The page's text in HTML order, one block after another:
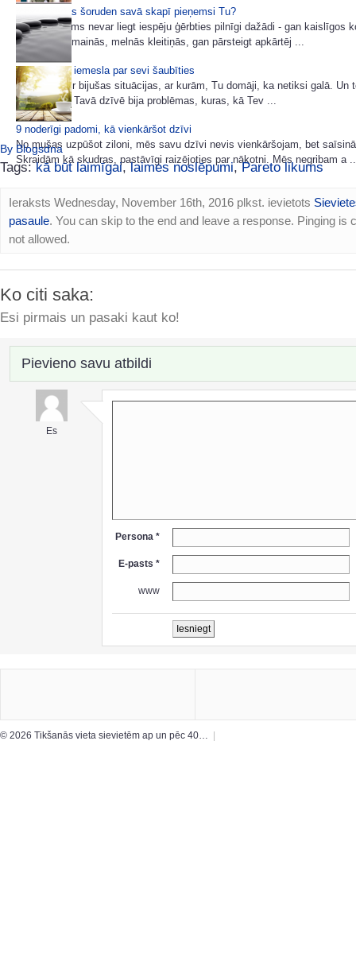
Kuras krāsas šoruden savā skapī pieņemsi Tu?
Neviens mums nevar liegt iespēju ģērbties pilnīgi dažādi - gan kaislīgos
gan noslēpumainās, melnās kleitiņās, gan pārsteigt apkārtēj ...
Nav nekāda iemesla par sevi šaubīties
Tavā dzīvē ir bijušas situācijas, ar kurām, Tu domāji, ka netiksi galā. Un
ar tām galā. Tavā dzīvē bija problēmas, kuras, kā Tev ...
9 noderīgi padomi, kā vienkāršot dzīvi
No mušas uzpūšot ziloni, mēs savu dzīvi nevis vienkāršojam, bet
Skraidām kā skudras, pastāvīgi raizējoties par nākotni. Mēs negribam a
By Blogsdna
Tags:kā būt laimīgai,laimes noslēpumi,Pareto likums
Ieraksts Wednesday, November 16th, 2016 plkst. ievietots
pasaule. You can skip to the end and leave a response. Pinging is
not allowed.
Ko citi saka:
Esi pirmais un pasaki kaut ko!
Pievieno savu atbildi
Es
Persona *
E-pasts *
www
© 2026 Tikšanās vieta sievietēm ap un pēc 40…